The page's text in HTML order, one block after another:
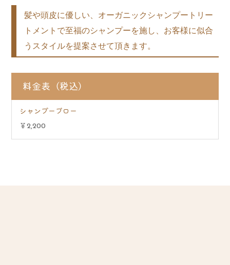
髪や頭皮に優しい、オーガニックシャンプートリー
トメントで至福のシャンプーを施し、お客様に似合
うスタイルを提案させて頂きます。
料金表（税込）
シャンプーブロー
￥2,200